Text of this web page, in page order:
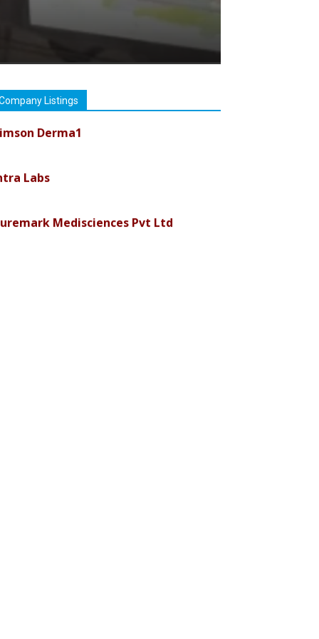
Listings
Derma1